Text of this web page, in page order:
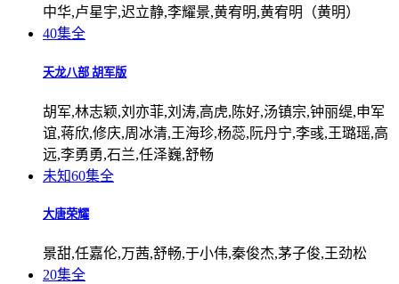
中华,卢星宇,迟立静,李耀景,黄宥明,黄宥明（黄明）
40集全
天龙八部 胡军版
胡军,林志颖,刘亦菲,刘涛,高虎,陈好,汤镇宗,钟丽缇,申军
谊,蒋欣,修庆,周冰清,王海珍,杨蕊,阮丹宁,李彧,王璐瑶,高
远,李勇勇,石兰,任泽巍,舒畅
未知60集全
大唐荣耀
景甜,任嘉伦,万茜,舒畅,于小伟,秦俊杰,茅子俊,王劲松
20集全